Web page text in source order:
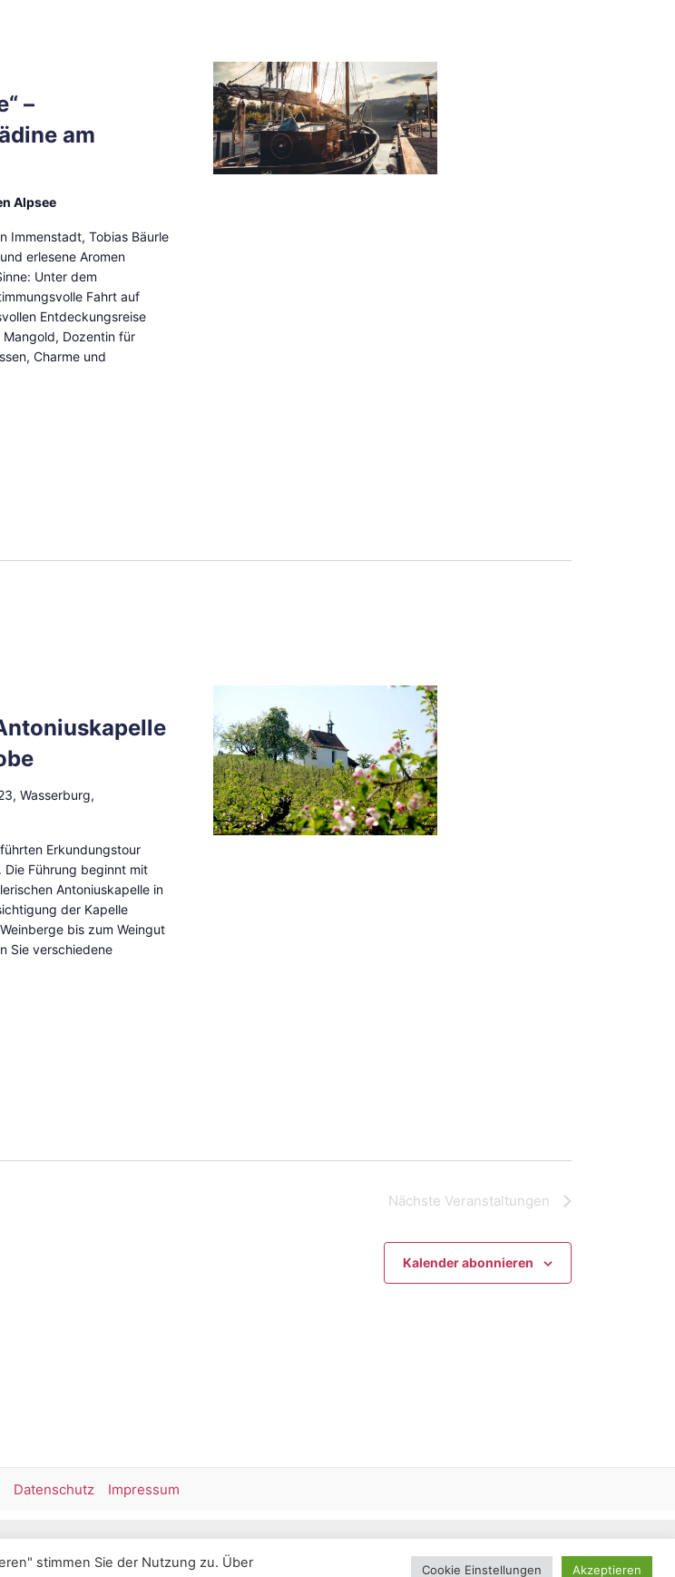
–
am
Alpsee
Immenstadt, Tobias Bäurle
erlesene Aromen
Unter dem
Fahrt auf
Entdeckungsreise
Dozentin für
Charme und
Wasserburg,
Erkundungstour
Die Führung beginnt mit
Antoniuskapelle in
der Kapelle
bis zum Weingut
Sie verschiedene
Nächste Veranstaltungen
Kalender abonnieren
Datenschutz Impressum
am Bodensee | Created by Felix Motzko
stimmen Sie der Nutzung zu. Über
Cookie Einstellungen Akzeptieren